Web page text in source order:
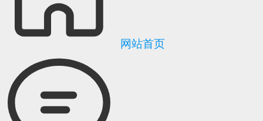
网站首页